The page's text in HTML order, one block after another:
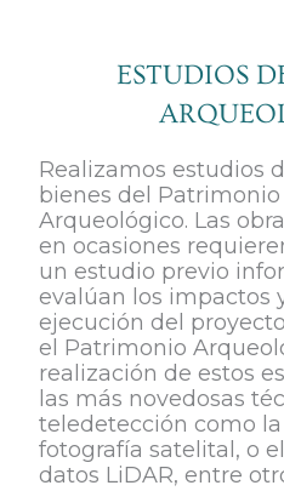
ESTUDIOS
Realizamos estudios
bienes del
Arqueológico. Las
en ocasiones
un estudio previo
evalúan los impactos
ejecución del
el Patrimonio
realización de estos
las más novedosas
teledetección como
fotografía satelital, o
datos LiDAR, entre